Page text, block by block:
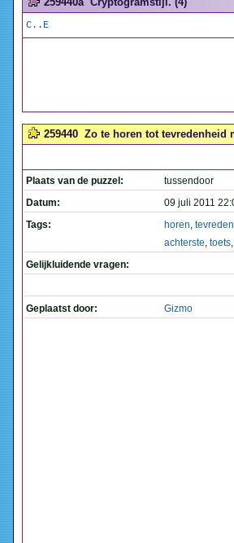
C..E
259440 Zo te horen tot tevredenheid
Plaats van de puzzel:
tussendoor
Datum:
09 juli 2011
Tags:
horen,
achterste, toets
Gelijkluidende vragen:
Geplaatst door: Gizmo